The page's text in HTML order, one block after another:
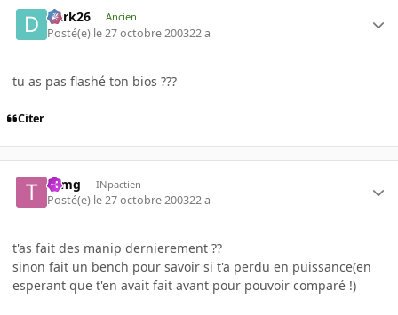
Dark26 Ancien
Posté(e) le 27 octobre 200322 a
tu as pas flashé ton bios ???
Citer
tomg INpactien
Posté(e) le 27 octobre 200322 a
t'as fait des manip dernierement ??
sinon fait un bench pour savoir si t'a perdu en puissance(en
esperant que t'en avait fait avant pour pouvoir comparé !)